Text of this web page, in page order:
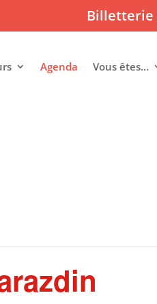
Billetterie
Agenda Vous êtes…